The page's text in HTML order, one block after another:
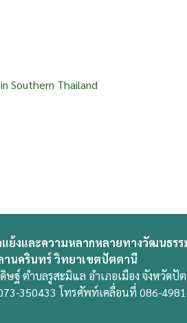
Southern Thailand
ย้งและความหลากหลายทางวัฒนธรร
นครินทร์ วิทยาเขตปัตตานี
ษฐ์ ตำบลรูสะมิแล อำเภอเมือง จังหวัดปั
350433 โทรศัพท์เคลื่อนที่ 086-